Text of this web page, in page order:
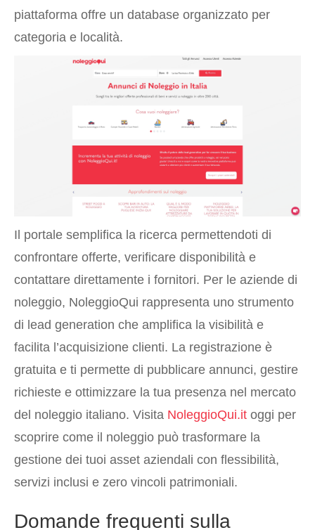
piattaforma offre un database organizzato per
categoria e località.
Il portale semplifica la ricerca permettendoti di
confrontare offerte, verificare disponibilità e
contattare direttamente i fornitori. Per le aziende di
noleggio, NoleggioQui rappresenta uno strumento
di lead generation che amplifica la visibilità e
facilita l’acquisizione clienti. La registrazione è
gratuita e ti permette di pubblicare annunci, gestire
richieste e ottimizzare la tua presenza nel mercato
del noleggio italiano. Visita NoleggioQui.it oggi per
scoprire come il noleggio può trasformare la
gestione dei tuoi asset aziendali con flessibilità,
servizi inclusi e zero vincoli patrimoniali.
Domande frequenti sulla